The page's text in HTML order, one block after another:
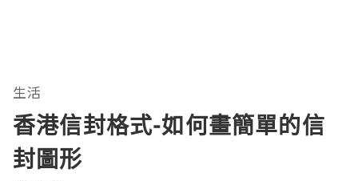
生活
香港信封格式-如何畫簡單的信
封圖形